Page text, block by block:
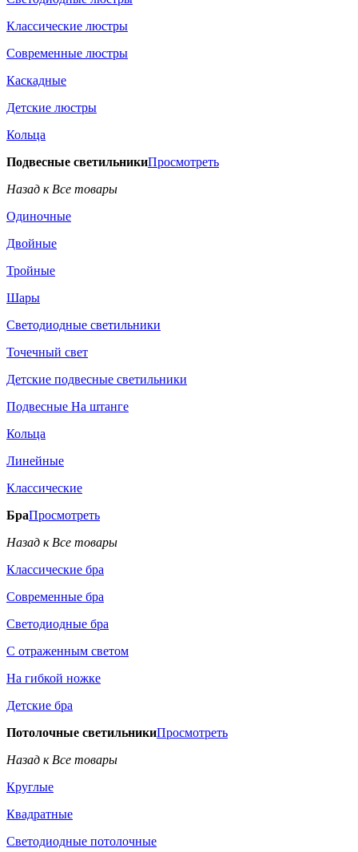
Классические люстры
Современные люстры
Каскадные
Детские люстры
Кольца
Подвесные светильникиПросмотреть
Назад к Все товары
Одиночные
Двойные
Тройные
Шары
Светодиодные светильники
Точечный свет
Детские подвесные светильники
Подвесные На штанге
Кольца
Линейные
Классические
БраПросмотреть
Назад к Все товары
Классические бра
Современные бра
Светодиодные бра
С отраженным светом
На гибкой ножке
Детские бра
Потолочные светильникиПросмотреть
Назад к Все товары
Круглые
Квадратные
Светодиодные потолочные